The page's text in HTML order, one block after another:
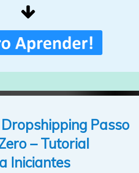
Passo
– Tutorial
Iniciantes